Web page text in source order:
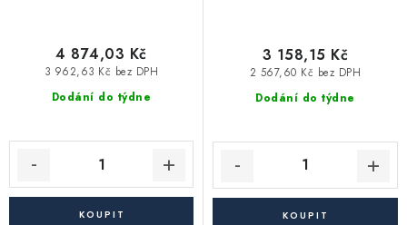
Dodání do týdne
3 962,63 Kč bez DPH
4 874,03 Kč
Dodání do týdne
2 567,60 Kč bez DPH
3 158,15 Kč